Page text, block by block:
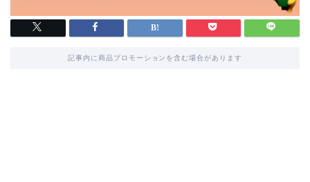
記事内に商品プロモーションを含む場合があります